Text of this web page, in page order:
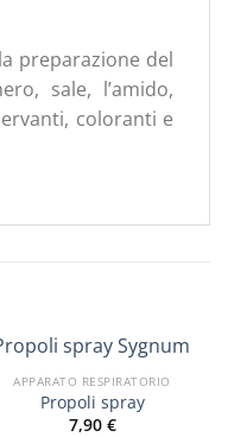
preparazione del
sale, l’amido,
coloranti e
APPARATO RESPIRATORIO
Propoli spray
7,90 €